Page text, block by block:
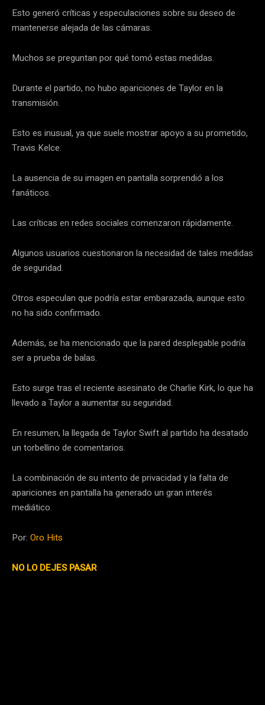
Esto generó críticas y especulaciones sobre su deseo de
mantenerse alejada de las cámaras.
Muchos se preguntan por qué tomó estas medidas.
Durante el partido, no hubo apariciones de Taylor en la
transmisión.
Esto es inusual, ya que suele mostrar apoyo a su prometido,
Travis Kelce.
La ausencia de su imagen en pantalla sorprendió a los
fanáticos.
Las críticas en redes sociales comenzaron rápidamente.
Algunos usuarios cuestionaron la necesidad de tales medidas
de seguridad.
Otros especulan que podría estar embarazada, aunque esto
no ha sido confirmado.
Además, se ha mencionado que la pared desplegable podría
ser a prueba de balas.
Esto surge tras el reciente asesinato de Charlie Kirk, lo que ha
llevado a Taylor a aumentar su seguridad.
En resumen, la llegada de Taylor Swift al partido ha desatado
un torbellino de comentarios.
La combinación de su intento de privacidad y la falta de
apariciones en pantalla ha generado un gran interés
mediático.
Por: Oro Hits
NO LO DEJES PASAR